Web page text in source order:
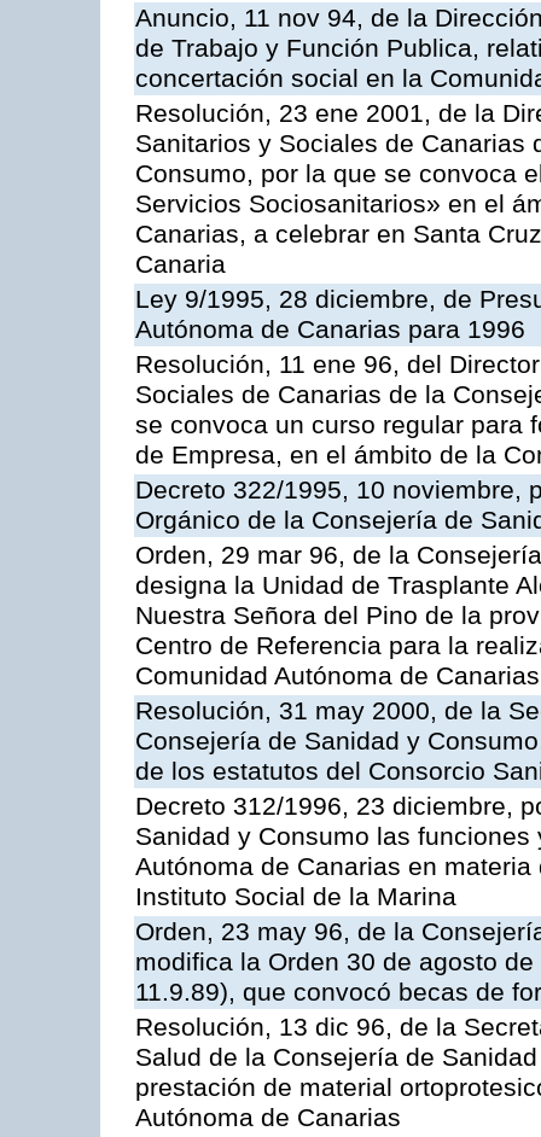
Anuncio, 11 nov 94, de la
de Trabajo y Función Publica,
concertación social en la
Resolución, 23 ene 2001, de la
Sanitarios y Sociales de Canarias
Consumo, por la que se convoca
Servicios Sociosanitarios» en el
Canarias, a celebrar en Santa
Canaria
Ley 9/1995, 28 diciembre, de
Autónoma de Canarias para 1996
Resolución, 11 ene 96, del
Sociales de Canarias de la
se convoca un curso regular para
de Empresa, en el ámbito de la
Decreto 322/1995, 10 noviembre,
Orgánico de la Consejería de
Orden, 29 mar 96, de la
designa la Unidad de Trasplante
Nuestra Señora del Pino de la
Centro de Referencia para la
Comunidad Autónoma de Canarias
Resolución, 31 may 2000, de la
Consejería de Sanidad y
de los estatutos del Consorcio
Decreto 312/1996, 23 diciembre,
Sanidad y Consumo las
Autónoma de Canarias en
Instituto Social de la Marina
Orden, 23 may 96, de la
modifica la Orden 30 de agosto
11.9.89), que convocó becas de
Resolución, 13 dic 96, de la
Salud de la Consejería de
prestación de material
Autónoma de Canarias